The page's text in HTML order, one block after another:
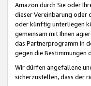
Amazon durch Sie oder
dieser Vereinbarung oder
oder künftig unterliegen
gemeinsam mit Ihnen
das Partnerprogramm in
gegen die Bestimmungen
Wir dürfen angefallene
sicherzustellen, dass der